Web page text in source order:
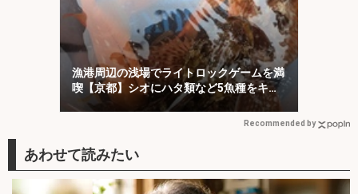
漁港周辺の浅場でライトロックゲームを満
喫【京都】シオにハタ類など5魚種をキャ
ッチ！
Recommended by